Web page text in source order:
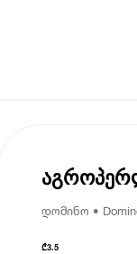
დომინო •
₾3.5